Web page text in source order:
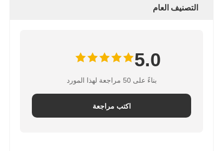
التصنيف العام
5.0
بناءً على 50 مراجعة لهذا المورد
اكتب مراجعة